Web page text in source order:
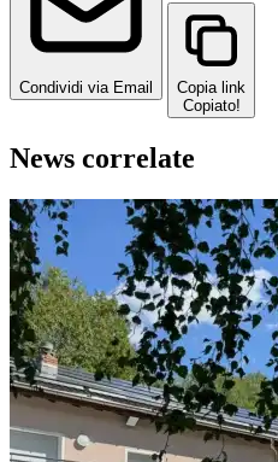
Condividi via Email
Copia link
Copiato!
News correlate